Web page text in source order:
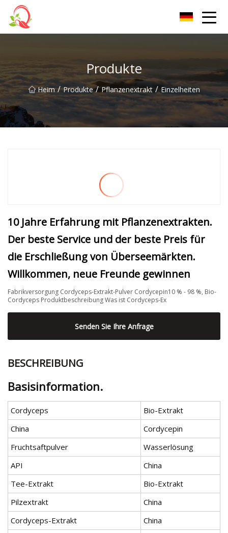
Produkte
Heim / Produkte / Pflanzenextrakt / Einzelheiten
10 Jahre Erfahrung mit Pflanzenextrakten.
Der beste Service und der beste Preis für
die Erschließung von Überseemärkten.
Willkommen, neue Freunde gewinnen
Fabrikversorgung Cordyceps-Extrakt-Pulver Cordycepin10 % - 98 %, Bio-
Cordyceps Produktbeschreibung Was ist Cordyceps-Ex
Senden Sie Ihre Anfrage
BESCHREIBUNG
Basisinformation.
Cordyceps
Bio-Extrakt
China
Cordycepin
Fruchtsaftpulver
Wasserlösung
API
China
Tee-Extrakt
Bio-Extrakt
Pilzextrakt
China
Cordyceps-Extrakt
China